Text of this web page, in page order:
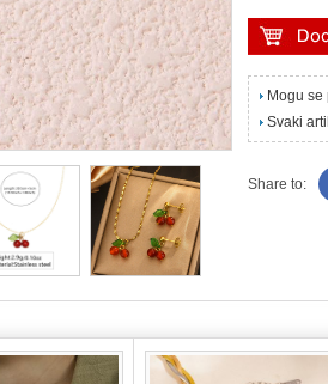
Mogu
Svaki
Share to: